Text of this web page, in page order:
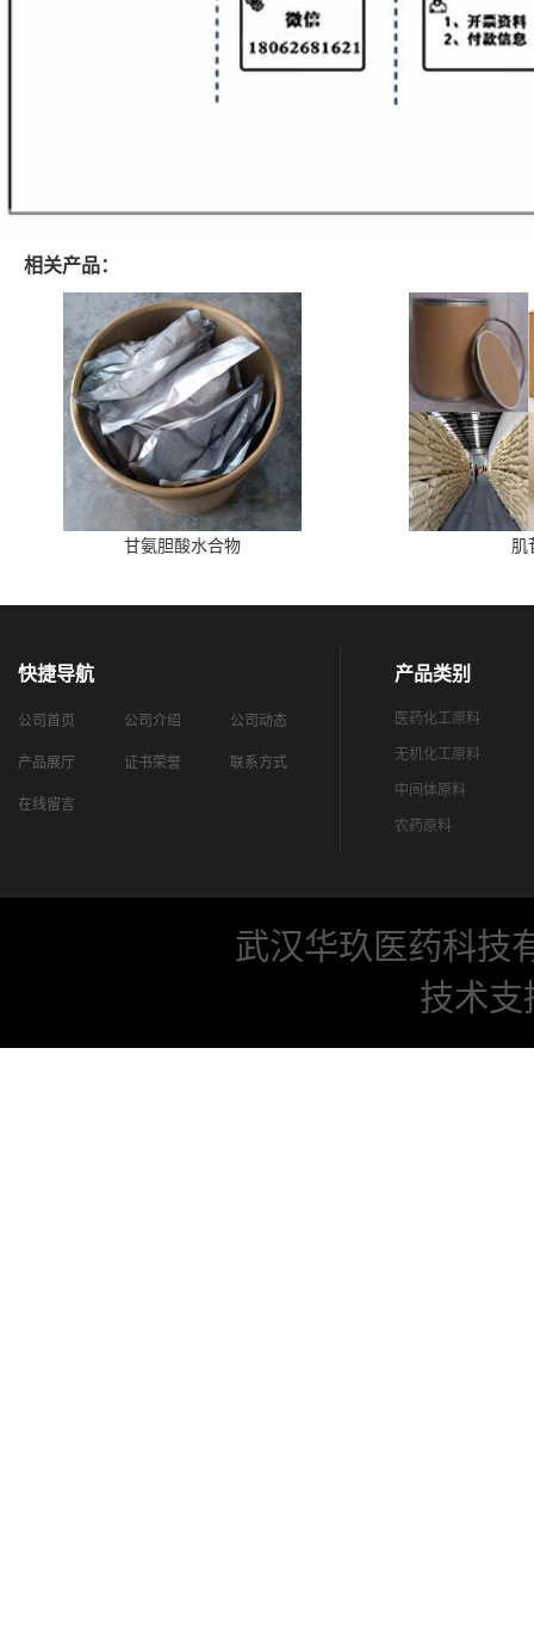
相关产品：
甘氨胆酸水合物 肌
快捷导航
公司首页 公司介绍 公司动态
产品展厅 证书荣誉 联系方式
在线留言
产品类别
医药化工原料
无机化工原料
中间体原料
农药原料
武汉华玖医药科技
技术